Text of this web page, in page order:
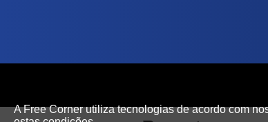
A Free Corner utiliza tecnologias de acordo com